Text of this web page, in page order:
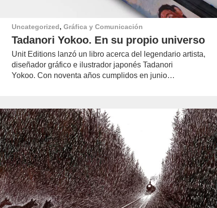
Uncategorized, Gráfica y Comunicación
Tadanori Yokoo. En su propio universo
Unit Editions lanzó un libro acerca del legendario artista,
diseñador gráfico e ilustrador japonés Tadanori
Yokoo. Con noventa años cumplidos en junio…